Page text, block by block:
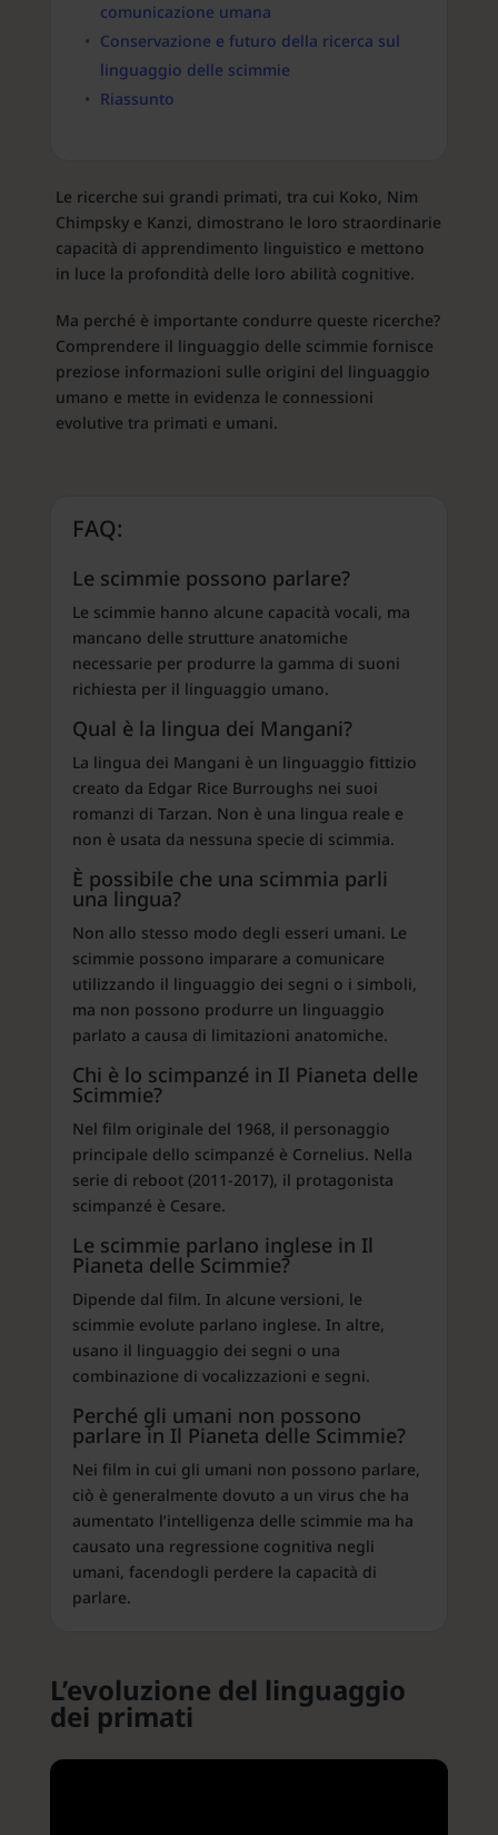
comunicazione umana
Conservazione e futuro della ricerca sul
linguaggio delle scimmie
Riassunto
Le ricerche sui grandi primati, tra cui Koko, Nim
Chimpsky e Kanzi, dimostrano le loro straordinarie
capacità di apprendimento linguistico e mettono
in luce la profondità delle loro abilità cognitive.
Ma perché è importante condurre queste ricerche?
Comprendere il linguaggio delle scimmie fornisce
preziose informazioni sulle origini del linguaggio
umano e mette in evidenza le connessioni
evolutive tra primati e umani.
FAQ:
Le scimmie possono parlare?
Le scimmie hanno alcune capacità vocali, ma
mancano delle strutture anatomiche
necessarie per produrre la gamma di suoni
richiesta per il linguaggio umano.
Qual è la lingua dei Mangani?
La lingua dei Mangani è un linguaggio fittizio
creato da Edgar Rice Burroughs nei suoi
romanzi di Tarzan. Non è una lingua reale e
non è usata da nessuna specie di scimmia.
È possibile che una scimmia parli
una lingua?
Non allo stesso modo degli esseri umani. Le
scimmie possono imparare a comunicare
utilizzando il linguaggio dei segni o i simboli,
ma non possono produrre un linguaggio
parlato a causa di limitazioni anatomiche.
Chi è lo scimpanzé in Il Pianeta delle
Scimmie?
Nel film originale del 1968, il personaggio
principale dello scimpanzé è Cornelius. Nella
serie di reboot (2011-2017), il protagonista
scimpanzé è Cesare.
Le scimmie parlano inglese in Il
Pianeta delle Scimmie?
Dipende dal film. In alcune versioni, le
scimmie evolute parlano inglese. In altre,
usano il linguaggio dei segni o una
combinazione di vocalizzazioni e segni.
Perché gli umani non possono
parlare in Il Pianeta delle Scimmie?
Nei film in cui gli umani non possono parlare,
ciò è generalmente dovuto a un virus che ha
aumentato l’intelligenza delle scimmie ma ha
causato una regressione cognitiva negli
umani, facendogli perdere la capacità di
parlare.
L’evoluzione del linguaggio
dei primati